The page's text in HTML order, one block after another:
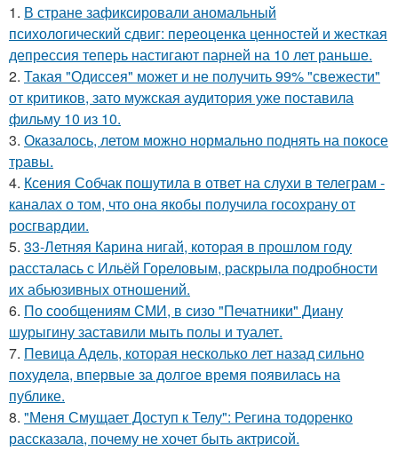
1. В стране зафиксировали аномальный
психологический сдвиг: переоценка ценностей и жесткая
депрессия теперь настигают парней на 10 лет раньше.
2. Такая "Одиссея" может и не получить 99% "свежести"
от критиков, зато мужская аудитория уже поставила
фильму 10 из 10.
3. Оказалось, летом можно нормально поднять на покосе
травы.
4. Ксения Собчак пошутила в ответ на слухи в телеграм -
каналах о том, что она якобы получила госохрану от
росгвардии.
5. 33-Летняя Карина нигай, которая в прошлом году
рассталась с Ильёй Гореловым, раскрыла подробности
их абьюзивных отношений.
6. По сообщениям СМИ, в сизо "Печатники" Диану
шурыгину заставили мыть полы и туалет.
7. Певица Адель, которая несколько лет назад сильно
похудела, впервые за долгое время появилась на
публике.
8. "Меня Смущает Доступ к Телу": Регина тодоренко
рассказала, почему не хочет быть актрисой.